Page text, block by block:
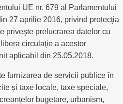
UE nr. 679 al Parlamentului
27 aprilie 2016, privind protecţia
priveşte prelucrarea datelor cu
circulaţie a acestor
aplicabil din 25.05.2018.
furnizarea de servicii publice în
și taxe locale, taxe speciale,
bugetare, urbanism,